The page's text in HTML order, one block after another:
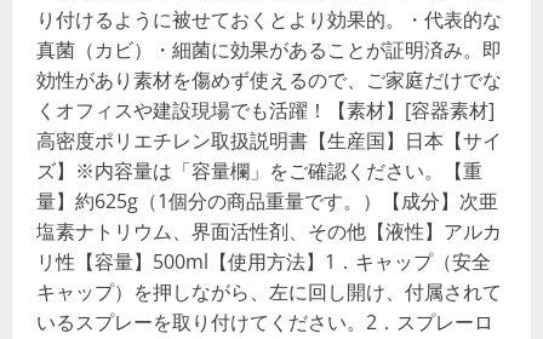
り付けるように被せておくとより効果的。・代表的な
真菌（カビ）・細菌に効果があることが証明済み。即
効性があり素材を傷めず使えるので、ご家庭だけでな
くオフィスや建設現場でも活躍！【素材】[容器素材]
高密度ポリエチレン取扱説明書【生産国】日本【サイ
ズ】※内容量は「容量欄」をご確認ください。【重
量】約625g（1個分の商品重量です。）【成分】次亜
塩素ナトリウム、界面活性剤、その他【液性】アルカ
リ性【容量】500ml【使用方法】1．キャップ（安全
キャップ）を押しながら、左に回し開け、付属されて
いるスプレーを取り付けてください。2．スプレーロ